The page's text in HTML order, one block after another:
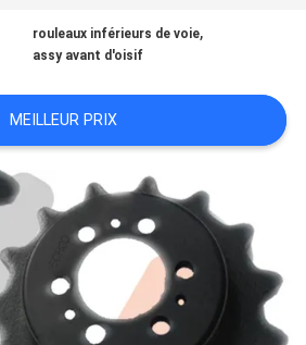
rouleaux inférieurs de voie,
assy avant d'oisif
MEILLEUR PRIX